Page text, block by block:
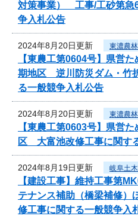
対策事業） 工事/工砂第急
争入札公告
2024年8月20日更新 東濃農
【東農工第0604号】県営
期地区 逆川防災ダム・竹
る一般競争入札公告
2024年8月20日更新 東濃農
【東農工第0603号】県営
区 大富池改修工事に関す
2024年8月19日更新 岐阜土
【建設工事】維持工事第
テナンス補助（橋梁補修）
修工事に関する一般競争入